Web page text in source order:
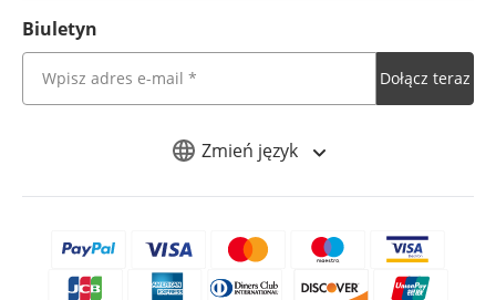
Zmień język
Biuletyn
Dołącz teraz